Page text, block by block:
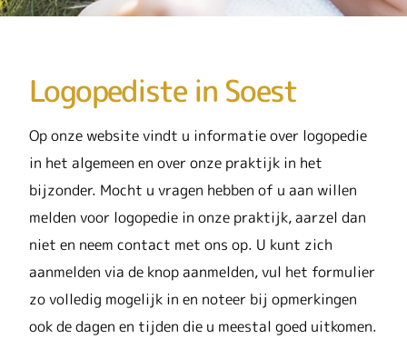
Logopediste in Soest
Op onze website vindt u informatie over logopedie
in het algemeen en over onze praktijk in het
bijzonder. Mocht u vragen hebben of u aan willen
melden voor logopedie in onze praktijk, aarzel dan
niet en neem contact met ons op. U kunt zich
aanmelden via de knop aanmelden, vul het formulier
zo volledig mogelijk in en noteer bij opmerkingen
ook de dagen en tijden die u meestal goed uitkomen.